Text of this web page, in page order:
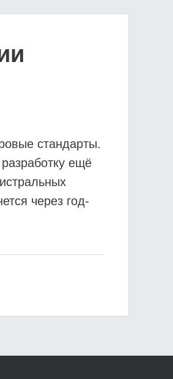
стандарты.
ещё
через год-